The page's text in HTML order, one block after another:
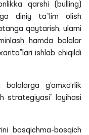
qarshi (bulling)
diniy taʼlim olish
qaytarish, ularni
hamda bolalar
lari ishlab chiqildi
g‘amxo‘rlik
strategiyasi” loyihasi
bosqichma-bosqich